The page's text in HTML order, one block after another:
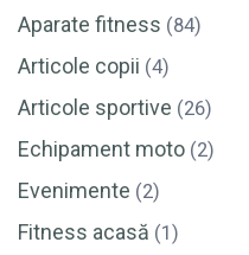
Aparate fitness (84)
Articole copii (4)
Articole sportive (26)
Echipament moto (2)
Evenimente (2)
Fitness acasă (1)